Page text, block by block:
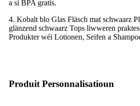
a si BPA gratis.
4. Kobalt blo Glas Fläsch mat schwaarz
glänzend schwaarz Tops liwweren
Produkter wéi Lotionen, Seifen a
Produit Personnalisatioun